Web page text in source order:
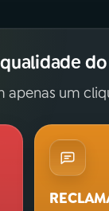
apenas um